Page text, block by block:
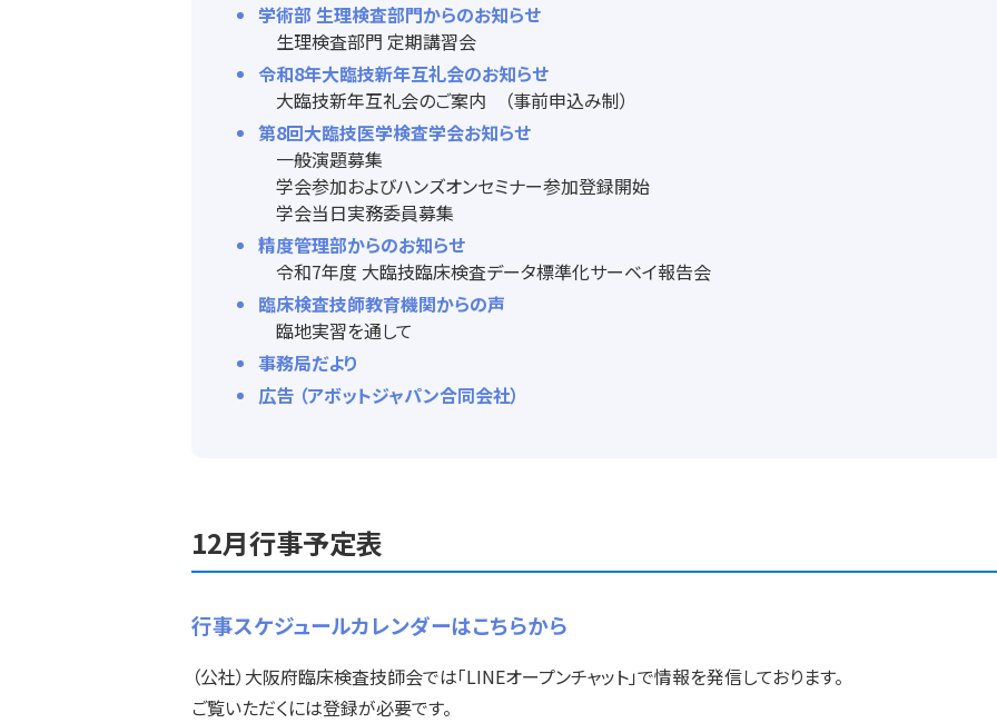
学術部 生理検査部門からのお知らせ
生理検査部門 定期講習会
令和8年大臨技新年互礼会のお知らせ
大臨技新年互礼会のご案内 （事前申込み制）
第8回大臨技医学検査学会お知らせ
一般演題募集
学会参加およびハンズオンセミナー参加登録開始
学会当日実務委員募集
精度管理部からのお知らせ
令和7年度 大臨技臨床検査データ標準化サーベイ報告会
臨床検査技師教育機関からの声
臨地実習を通して
事務局だより
広告 （アボットジャパン合同会社）
12月行事予定表
行事スケジュールカレンダーはこちらから
（公社）大阪府臨床検査技師会では「LINEオープンチャット」で情報を発信しております。
ご覧いただくには登録が必要です。